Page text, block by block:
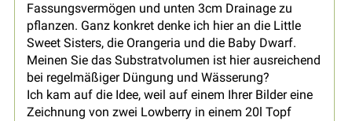
Fassungsvermögen und unten 3cm Drainage zu
pflanzen. Ganz konkret denke ich hier an die Little
Sweet Sisters, die Orangeria und die Baby Dwarf.
Meinen Sie das Substratvolumen ist hier ausreichend
bei regelmäßiger Düngung und Wässerung?
Ich kam auf die Idee, weil auf einem Ihrer Bilder eine
Zeichnung von zwei Lowberry in einem 20l Topf